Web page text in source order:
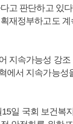
고 판단하고 있
재정부하고도
지속가능성 강조
에서 지속가능성
15일 국회 보건복